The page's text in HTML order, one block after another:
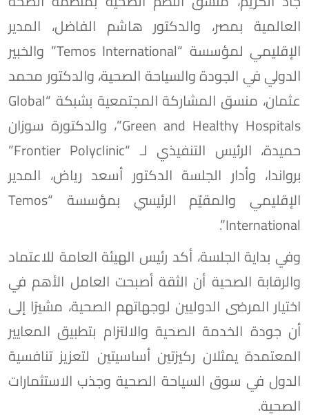
العالمية بمصر، والدكتور هاشم الفاضل، المدير
الإقليمي لمؤسسة “Temos International” والخبير
الدولي في الجودة والسياحة الصحية، والدكتور محمد
عثمان، منسق المشاركة المجتمعية بشبكة “Global
Green and Healthy Hospitals”، والدكتورة سوزان
حميدة، الرئيس التنفيذي لـ “Frontier Polyclinic”
برواندا، وأدار الجلسة الدكتور أسعد رياض، المدير
الإقليمي والمقيّم الرئيسي بمؤسسة “Temos
International”.
وفي بداية الجلسة، أكد رئيس الهيئة العامة للاعتماد
والرقابة الصحية أن الثقة أصبحت العامل الأهم في
اختيار المرضى الدوليين لوجهاتهم الصحية، مشيرًا إلى
أن جودة الخدمة الصحية والالتزام بتطبيق المعايير
المعتمدة يمثلان ركيزتين أساسيتين لتعزيز تنافسية
الدول في سوق السياحة الصحية وجذب الاستثمارات
الصحية.